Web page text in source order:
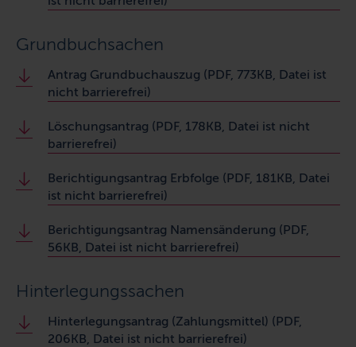
Grundbuchsachen
Antrag Grundbuchauszug (PDF, 773KB, Datei ist
nicht barrierefrei)
Löschungsantrag (PDF, 178KB, Datei ist nicht
barrierefrei)
Berichtigungsantrag Erbfolge (PDF, 181KB, Datei
ist nicht barrierefrei)
Berichtigungsantrag Namensänderung (PDF,
56KB, Datei ist nicht barrierefrei)
Hinterlegungssachen
Hinterlegungsantrag (Zahlungsmittel) (PDF,
206KB, Datei ist nicht barrierefrei)